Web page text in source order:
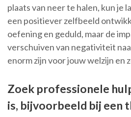
plaats van neer te halen, kun je
een positiever zelfbeeld
oefening en geduld, maar de
verschuiven van negativiteit
enorm zijn voor jouw welzijn en
Zoek professionele
is, bijvoorbeeld bij een